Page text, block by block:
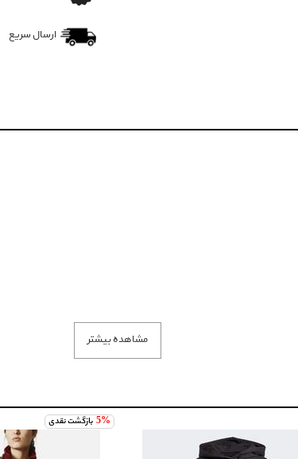
ارسال سریع
مشاهده بیشتر
5% بازگشت نقدی